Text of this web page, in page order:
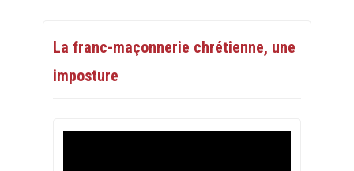
La franc-maçonnerie chrétienne, une
imposture